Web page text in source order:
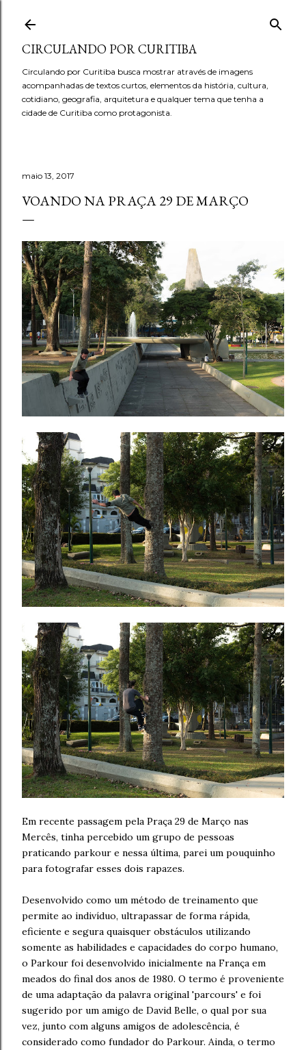
CIRCULANDO POR CURITIBA
Circulando por Curitiba busca mostrar através de imagens
acompanhadas de textos curtos, elementos da história, cultura,
cotidiano, geografia, arquitetura e qualquer tema que tenha a
cidade de Curitiba como protagonista.
maio 13, 2017
VOANDO NA PRAÇA 29 DE MARÇO
Em recente passagem pela Praça 29 de Março nas
Mercês, tinha percebido um grupo de pessoas
praticando parkour e nessa última, parei um pouquinho
para fotografar esses dois rapazes.
Desenvolvido como um método de treinamento que
permite ao indivíduo, ultrapassar de forma rápida,
eficiente e segura quaisquer obstáculos utilizando
somente as habilidades e capacidades do corpo humano,
o Parkour foi desenvolvido inicialmente na França em
meados do final dos anos de 1980. O termo é proveniente
de uma adaptação da palavra original 'parcours' e foi
sugerido por um amigo de David Belle, o qual por sua
vez, junto com alguns amigos de adolescência, é
considerado como fundador do Parkour. Ainda, o termo